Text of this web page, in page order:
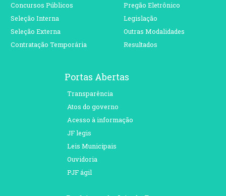
Concursos Públicos
Seleção Interna
Seleção Externa
Contratação Temporária
Pregão Eletrônico
Legislação
Outras Modalidades
Resultados
Portas Abertas
Transparência
Atos do governo
Acesso à informação
JF legis
Leis Municipais
Ouvidoria
PJF ágil